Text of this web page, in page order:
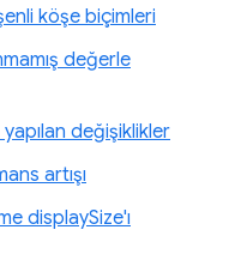
köşe biçimleri
değerle
değişiklikler
artışı
displaySize'ı